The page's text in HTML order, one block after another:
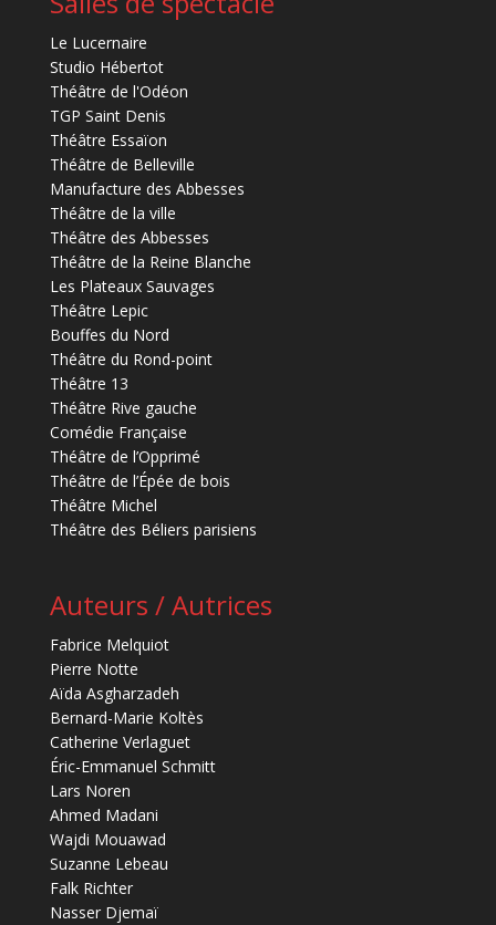
Le Lucernaire
Studio Hébertot
Théâtre de l'Odéon
TGP Saint Denis
Théâtre Essaïon
Théâtre de Belleville
Manufacture des Abbesses
Théâtre de la ville
Théâtre des Abbesses
Théâtre de la Reine Blanche
Les Plateaux Sauvages
Théâtre Lepic
Bouffes du Nord
Théâtre du Rond-point
Théâtre 13
Théâtre Rive gauche
Comédie Française
Théâtre de l’Opprimé
Théâtre de l’Épée de bois
Théâtre Michel
Théâtre des Béliers parisiens
Auteurs / Autrices
Fabrice Melquiot
Pierre Notte
Aïda Asgharzadeh
Bernard-Marie Koltès
Catherine Verlaguet
Éric-Emmanuel Schmitt
Lars Noren
Ahmed Madani
Wajdi Mouawad
Suzanne Lebeau
Falk Richter
Nasser Djemaï